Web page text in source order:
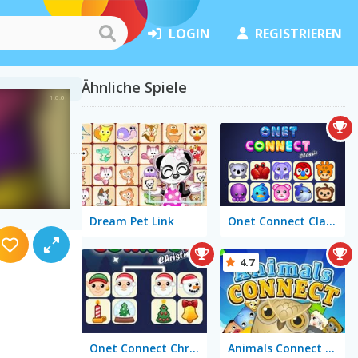
LOGIN REGISTRIEREN
Ähnliche Spiele
Dream Pet Link Onet Connect Classic
Onet Connect Christmas Animals Connect Mahjong
4.7